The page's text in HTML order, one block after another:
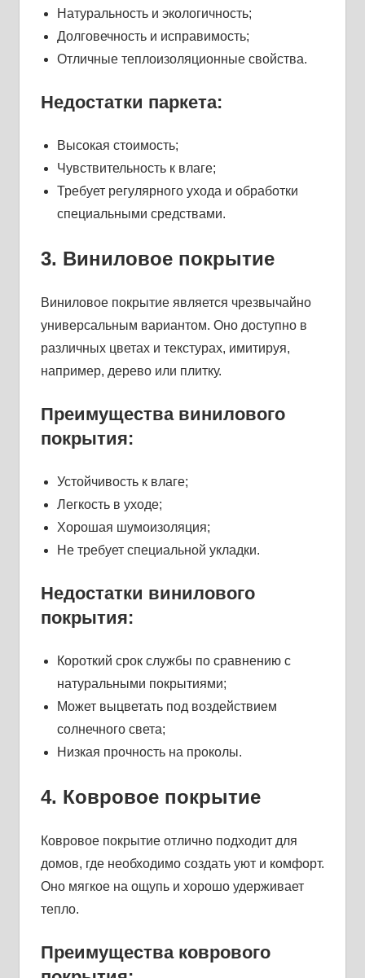
Натуральность и экологичность;
Долговечность и исправимость;
Отличные теплоизоляционные свойства.
Недостатки паркета:
Высокая стоимость;
Чувствительность к влаге;
Требует регулярного ухода и обработки
специальными средствами.
3. Виниловое покрытие
Виниловое покрытие является чрезвычайно
универсальным вариантом. Оно доступно в
различных цветах и текстурах, имитируя,
например, дерево или плитку.
Преимущества винилового
покрытия:
Устойчивость к влаге;
Легкость в уходе;
Хорошая шумоизоляция;
Не требует специальной укладки.
Недостатки винилового
покрытия:
Короткий срок службы по сравнению с
натуральными покрытиями;
Может выцветать под воздействием
солнечного света;
Низкая прочность на проколы.
4. Ковровое покрытие
Ковровое покрытие отлично подходит для
домов, где необходимо создать уют и комфорт.
Оно мягкое на ощупь и хорошо удерживает
тепло.
Преимущества коврового